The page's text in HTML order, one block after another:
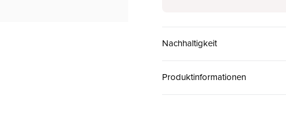
Nachhaltigkeit
Produktinformationen